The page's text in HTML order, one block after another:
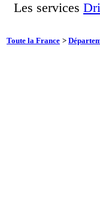
Les services
Toute la France >